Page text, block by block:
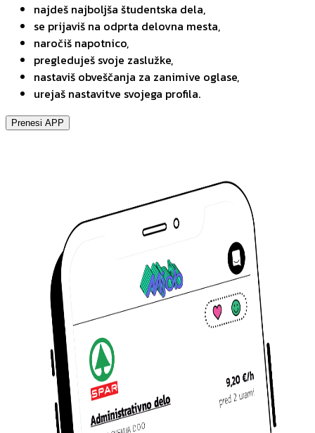
najdeš najboljša študentska dela,
se prijaviš na odprta delovna mesta,
naročiš napotnico,
pregleduješ svoje zaslužke,
nastaviš obveščanja za zanimive oglase,
urejaš nastavitve svojega profila.
Prenesi APP